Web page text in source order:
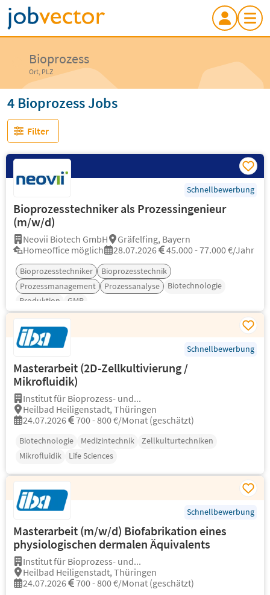
Bioprozess
Ort, PLZ
4 Bioprozess Jobs
Filter
Schnellbewerbung
Bioprozesstechniker als Prozessingenieur
(m/w/d)
Neovii Biotech GmbH
Gräfelfing, Bayern
Homeoffice möglich
28.07.2026 45.000 - 77.000 €/Jahr
Bioprozesstechniker
Bioprozesstechnik
Prozessmanagement
Prozessanalyse
Biotechnologie
Produktion
GMP
Schnellbewerbung
Masterarbeit (2D-Zellkultivierung /
Mikrofluidik)
Institut für Bioprozess- und...
Heilbad Heiligenstadt, Thüringen
24.07.2026
700 - 800 €/Monat (geschätzt)
Biotechnologie Medizintechnik
Zellkulturtechniken
Mikrofluidik
Life Sciences
Schnellbewerbung
Masterarbeit (m/w/d) Biofabrikation eines
physiologischen dermalen Äquivalents
Institut für Bioprozess- und...
Heilbad Heiligenstadt, Thüringen
24.07.2026
700 - 800 €/Monat (geschätzt)